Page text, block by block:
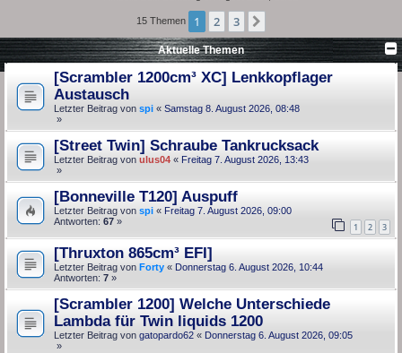
15 Themen 1 2 3
Aktuelle Themen
[Scrambler 1200cm³ XC] Lenkkopflager
Austausch
Letzter Beitrag von spi « Samstag 8. August 2026, 08:48
»
[Street Twin] Schraube Tankrucksack
Letzter Beitrag von ulus04 « Freitag 7. August 2026, 13:43
»
[Bonneville T120] Auspuff
Letzter Beitrag von spi « Freitag 7. August 2026, 09:00
Antworten: 67 1 2 3
»
[Thruxton 865cm³ EFI]
Letzter Beitrag von Forty « Donnerstag 6. August 2026, 10:44
Antworten: 7 »
[Scrambler 1200] Welche Unterschiede
Lambda für Twin liquids 1200
Letzter Beitrag von gatopardo62 « Donnerstag 6. August 2026, 09:05
»